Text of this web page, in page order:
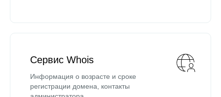
Сервис Whois
Информация о возрасте и сроке
регистрации домена, контакты